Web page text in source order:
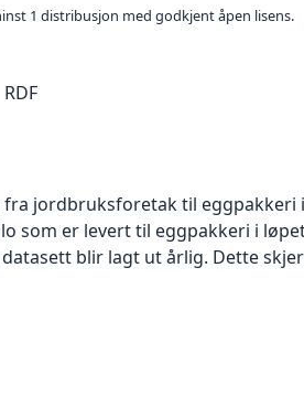
1 distribusjon med godkjent åpen lisens.
RDF
jordbruksforetak til
som er levert til eggpakkeri i
blir lagt ut årlig. Dette